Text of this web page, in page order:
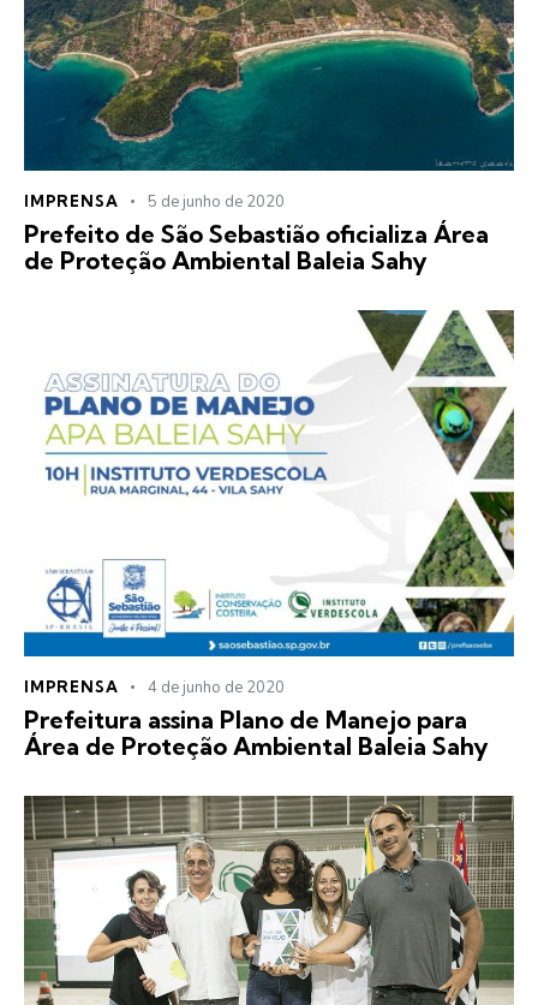
IMPRENSA 5 de junho de 2020
Prefeito de São Sebastião oficializa Área
de Proteção Ambiental Baleia Sahy
IMPRENSA 4 de junho de 2020
Prefeitura assina Plano de Manejo para
Área de Proteção Ambiental Baleia Sahy